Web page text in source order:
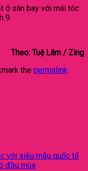
Theo: Tuệ Lâm / Zing
the permalink.
với siêu mẫu quốc tế
đầu mùa